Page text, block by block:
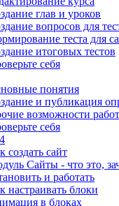
глав и уроков
вопросов для
теста для
итоговых тестов
себя
понятия
и публикация
возможности
себя
создать сайт
Сайты - что это,
и работать
настраивать блоки
в блоках